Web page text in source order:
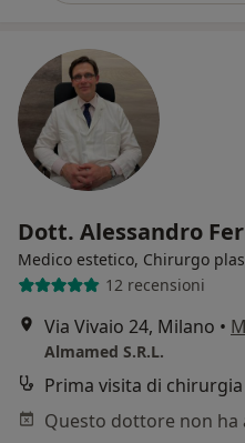
Dott. Alessandro
Medico estetico, Chirurgo
12 recensioni
Via Vivaio 24, Milano •
Almamed S.R.L.
Prima visita di